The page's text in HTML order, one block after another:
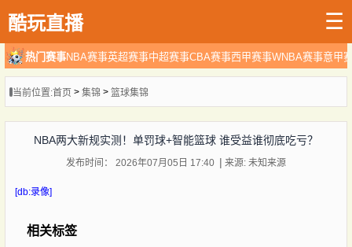
酷玩直播 ☰
热门赛事NBA赛事英超赛事中超赛事CBA赛事西甲赛事WNBA赛事意甲
当前位置:首页> 集锦 > 篮球集锦
NBA两大新规实测！单罚球+智能篮球 谁受益谁彻底吃亏？
发布时间： 2026年07月05日 17:40 来源: 未知来源
[db:录像]
相关标签